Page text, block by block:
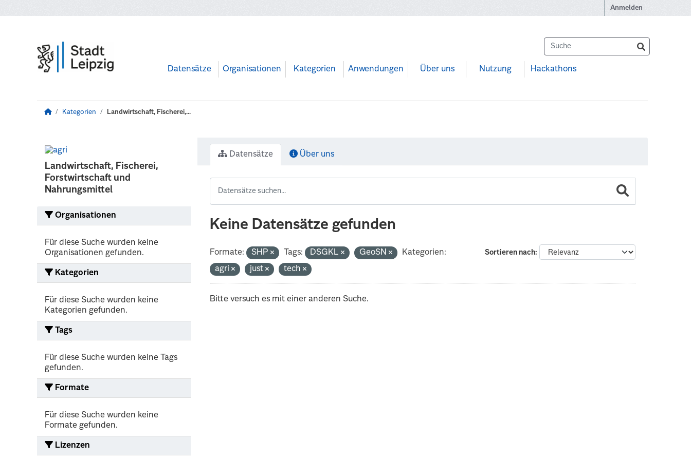
Anmelden
Datensätze Organisationen Kategorien Anwendungen Über uns Nutzung Hackathons
Kategorien Landwirtschaft, Fischerei,...
Landwirtschaft, Fischerei,
Forstwirtschaft und
Nahrungsmittel
Organisationen
Für diese Suche wurden keine
Organisationen gefunden.
Kategorien
Für diese Suche wurden keine
Kategorien gefunden.
Tags
Für diese Suche wurden keine Tags
gefunden.
Formate
Für diese Suche wurden keine
Formate gefunden.
Lizenzen
Datensätze Über uns
Keine Datensätze gefunden
Sortieren nach
Formate: SHP Tags: DSGKL GeoSN
Kategorien:
agri
just tech
Bitte versuch es mit einer anderen Suche.